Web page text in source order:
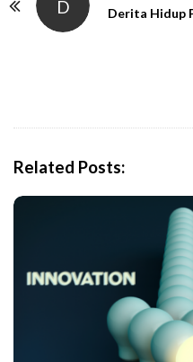
D
Derita Hidup
Related Posts: